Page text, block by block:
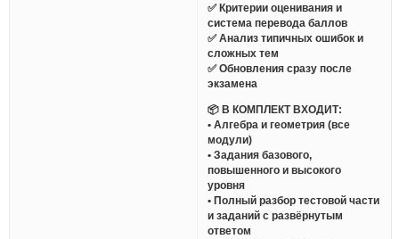
✅ Критерии оценивания и
система перевода баллов
✅ Анализ типичных ошибок и
сложных тем
✅ Обновления сразу после
экзамена
📦 В КОМПЛЕКТ ВХОДИТ:
• Алгебра и геометрия (все
модули)
• Задания базового,
повышенного и высокого
уровня
• Полный разбор тестовой части
и заданий с развёрнутым
ответом